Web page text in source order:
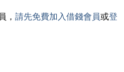
， 請先免費加入借錢會員或登